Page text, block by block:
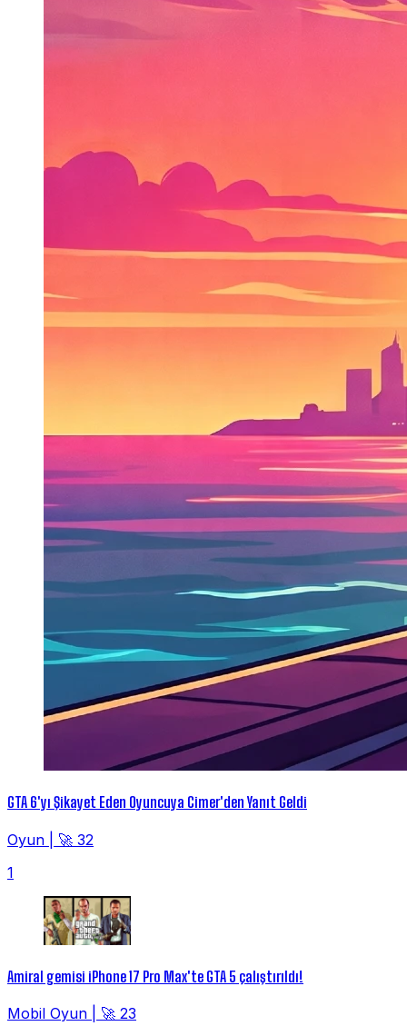
GTA 6'yı Şikayet Eden Oyuncuya Cimer'den Yanıt Geldi
Oyun
🚀 32
1
Amiral gemisi iPhone 17 Pro Max'te GTA 5 çalıştırıldı!
Mobil Oyun
🚀 23